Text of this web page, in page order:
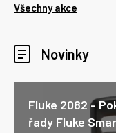
Všechny akce
Novinky
Fluke 2082 -
řady Fluke